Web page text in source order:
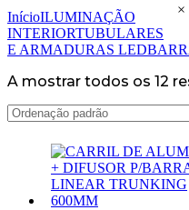
×
InícioILUMINAÇÃO
INTERIORTUBULARES
E ARMADURAS LED
A mostrar todos os 12